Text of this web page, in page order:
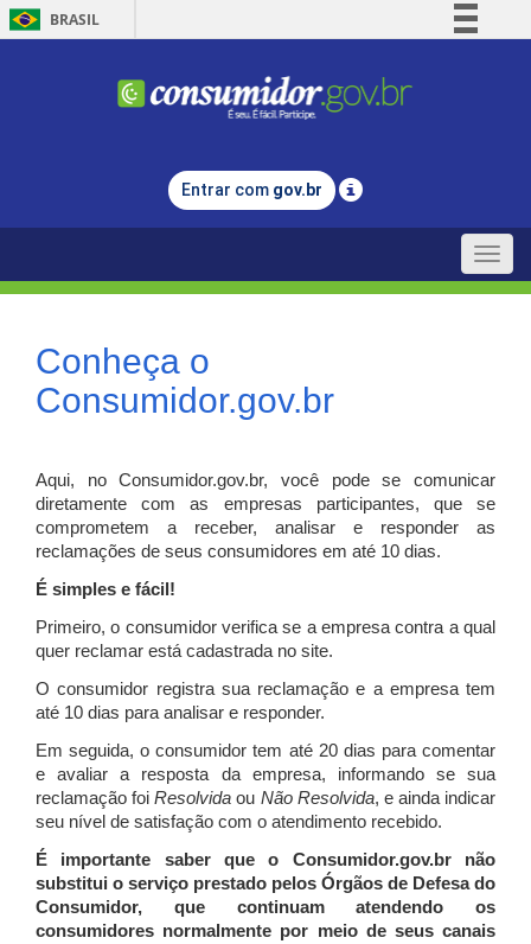
BRASIL
Comunica BR
Legislação
Entrar com gov.br
Toggle
Conheça o
Consumidor.gov.br
Aqui, no Consumidor.gov.br, você pode se comunicar
diretamente com as empresas participantes, que se
comprometem a receber, analisar e responder as
reclamações de seus consumidores em até 10 dias.
É simples e fácil!
Primeiro, o consumidor verifica se a empresa contra a qual
quer reclamar está cadastrada no site.
O consumidor registra sua reclamação e a empresa tem
até 10 dias para analisar e responder.
Em seguida, o consumidor tem até 20 dias para comentar
e avaliar a resposta da empresa, informando se sua
reclamação foiResolvida ou Não Resolvida, e ainda indicar
seu nível de satisfação com o atendimento recebido.
É importante saber que o Consumidor.gov.br não
substitui o serviço prestado pelos Órgãos de Defesa do
Consumidor, que continuam atendendo os
consumidores normalmente por meio de seus canais